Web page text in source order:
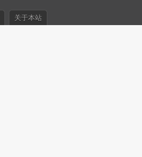
关于本站